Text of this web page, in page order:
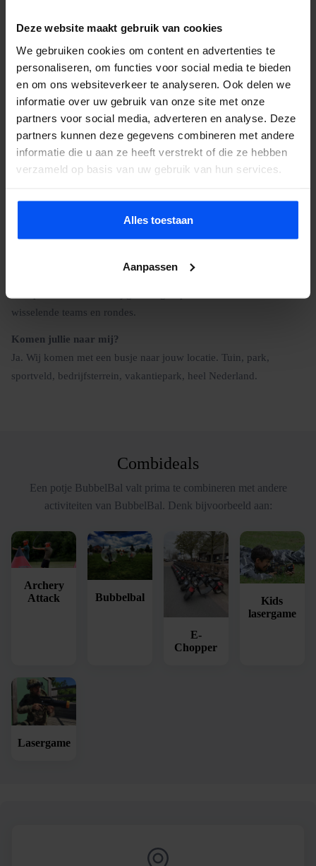
Deze website maakt gebruik van cookies
We gebruiken cookies om content en advertenties te
personaliseren, om functies voor social media te bieden
en om ons websiteverkeer te analyseren. Ook delen we
informatie over uw gebruik van onze site met onze
partners voor social media, adverteren en analyse. Deze
partners kunnen deze gegevens combineren met andere
informatie die u aan ze heeft verstrekt of die ze hebben
verzameld op basis van uw gebruik van hun services.
Alles toestaan
Aanpassen
Veelgestelde vragen
Doet bubbelbal pijn?
Nee. De opblaasbare ballen beschermen je lichaam volledig. Je
valt zacht en stuitert terug. Het voelt eerder als lachen dan als pijn.
Wat kost het?
Hangt af van groepsgrootte, duur en locatie. Neem contact op
wisselende teams en rondes.
Komen jullie naar mij?
Ja. Wij komen met een busje naar jouw locatie. Tuin, park,
sportveld, bedrijfsterrein, vakantiepark, heel Nederland.
Combideals
Een potje BubbelBal valt prima te combineren met andere
activiteiten van BubbelBal. Denk bijvoorbeeld aan:
Archery
Attack
Bubbelbal
E-
Chopper
Kids
lasergame
Lasergame